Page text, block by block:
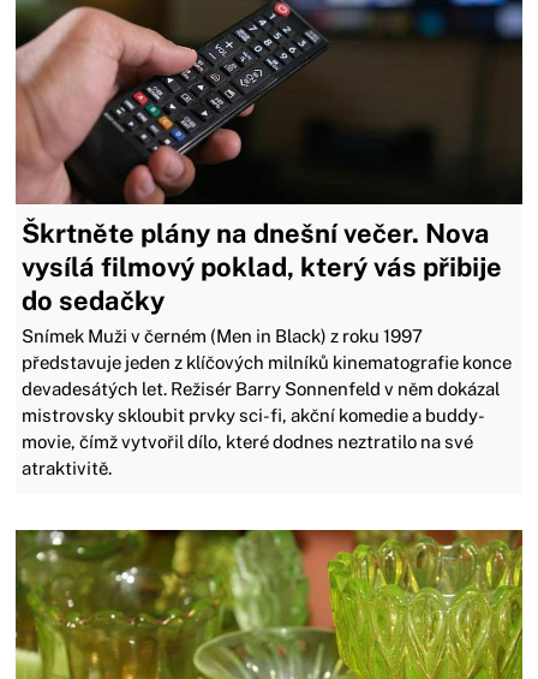
Škrtněte plány na dnešní večer. Nova
vysílá filmový poklad, který vás přibije
do sedačky
Snímek Muži v černém (Men in Black) z roku 1997
představuje jeden z klíčových milníků kinematografie konce
devadesátých let. Režisér Barry Sonnenfeld v něm dokázal
mistrovsky skloubit prvky sci-fi, akční komedie a buddy-
movie, čímž vytvořil dílo, které dodnes neztratilo na své
atraktivitě.